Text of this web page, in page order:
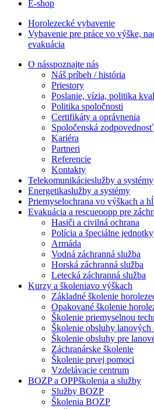
E-shop
Horolezecké vybavenie
Vybavenie pre práce vo výške,
evakuácia
O násspoznajte nás
Náš príbeh / história
Priestory
Poslanie, vízia, politika
Politika spoločnosti
Certifikáty a oprávnenia
Spoločenská zodpovednosť
Kariéra
Partneri
Referencie
Kontakty
Telekomunikácieslužby a systémy
Energetikaslužby a systémy
Priemyselochrana vo výškach a
Evakuácia a rescueoopp pre
Hasiči a civilná ochrana
Polícia a špeciálne jednotky
Armáda
Vodná záchranná služba
Horská záchranná služba
Letecká záchranná služba
Kurzy a školeniavo výškach
Základné školenie
Opakované školenie
Školenie priemyselnou
Školenie obsluhy lanových
Školenie obsluhy pre
Záchranárske školenie
Školenie prvej pomoci
Vzdelávacie centrum
BOZP a OPPškolenia a služby
Služby BOZP
Školenia BOZP